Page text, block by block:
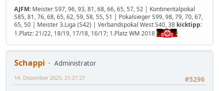
AJFM: Meister S97, 96, 93, 81, 68, 66, 65, 57, 52 | Kontinentalpokal
S85, 81, 76, 68, 65, 62, 59, 58, 55, 51 | Pokalsieger S99, 98, 79, 70, 67,
65, 50 | Meister 3.Liga (S42) | Verbandspokal West S40, 38 kicktipp:
1.Platz: 21/22, 18/19, 17/18, 16/17; 1.Platz WM 2018
Schappi
Administrator
#5296
14. Dezember 2025, 21:27:27